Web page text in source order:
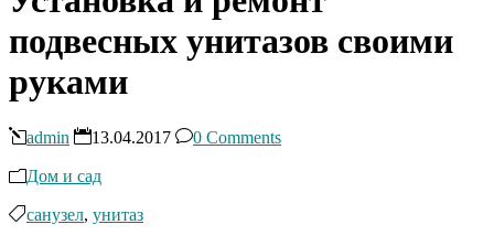
подвесных унитазов своими
руками
admin 13.04.2017 0 Comments
Дом и сад
санузел, унитаз